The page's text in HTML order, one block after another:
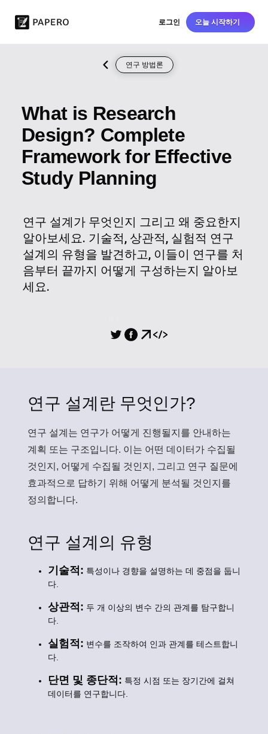
로그인 오늘 시작하기
연구 방법론
What is Research
Design? Complete
Framework for Effective
Study Planning
연구 설계가 무엇인지 그리고 왜 중요한지
알아보세요. 기술적, 상관적, 실험적 연구
설계의 유형을 발견하고, 이들이 연구를 처
음부터 끝까지 어떻게 구성하는지 알아보
세요.
연구 설계란 무엇인가?
연구 설계 는 연구가 어떻게 진행될지를 안내하는
계획 또는 구조입니다. 이는 어떤 데이터가 수집될
것인지, 어떻게 수집될 것인지, 그리고 연구 질문에
효과적으로 답하기 위해 어떻게 분석될 것인지를
정의합니다.
연구 설계의 유형
기술적: 특성이나 경향을 설명하는 데 중점을 둡니
다.
상관적: 두 개 이상의 변수 간의 관계를 탐구합니
다.
실험적: 변수를 조작하여 인과 관계를 테스트합니
다.
단면 및 종단적: 특정 시점 또는 장기간에 걸쳐
데이터를 연구합니다.